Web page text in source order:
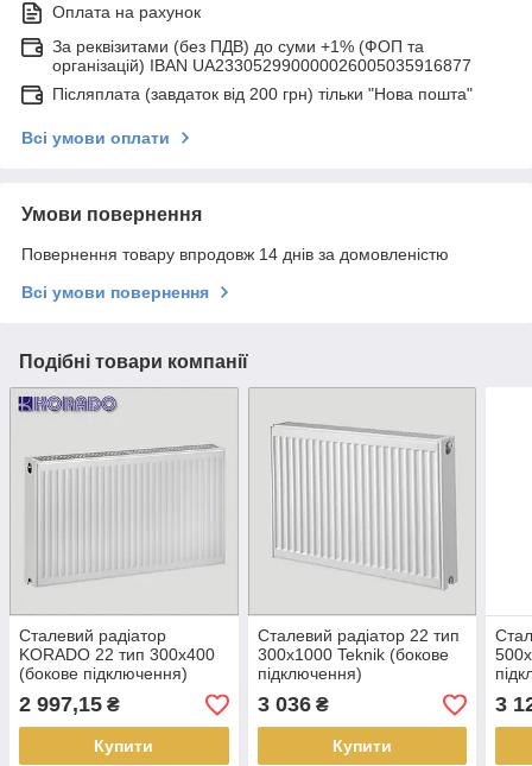
Оплата на рахунок
За реквізитами (без ПДВ) до суми +1% (ФОП та
організацій) IBAN UA233052990000026005035916877
Післяплата (завдаток від 200 грн) тільки "Нова пошта"
Всі умови оплати
Умови повернення
Повернення товару впродовж 14 днів за домовленістю
Всі умови повернення
Подібні товари компанії
Сталевий радіатор
KORADO 22 тип 300х400
(бокове підключення)
2 997,15 ₴
Купити
Сталевий радіатор 22 тип
300х1000 Teknik (бокове
підключення)
3 036₴
Купити
3